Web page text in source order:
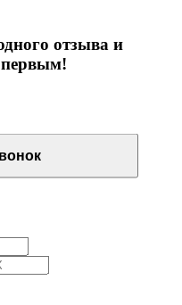
отзыва и
первым!